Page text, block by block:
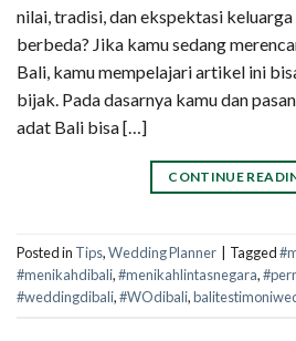
nilai, tradisi, dan ekspektasi
berbeda? Jika kamu sedang
Bali, kamu mempelajari artikel ini
bijak. Pada dasarnya kamu dan
adat Bali bisa […]
CONTINUE
Posted in Tips,Wedding Planner Tagged
#menikahdibali,#menikahlintasnegara,
#weddingdibali,#WOdibali,